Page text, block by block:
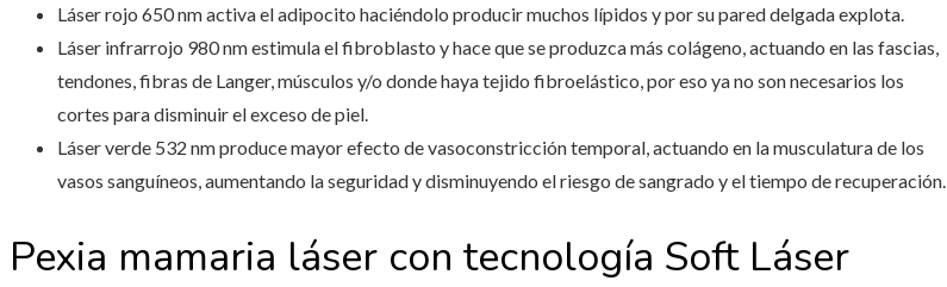
Láser rojo 650 nm activa el adipocito haciéndolo producir muchos lípidos y por su pared delgada explota.
Láser infrarrojo 980 nm estimula el fibroblasto y hace que se produzca más colágeno, actuando en las fascias,
tendones, fibras de Langer, músculos y/o donde haya tejido fibroelástico, por eso ya no son necesarios los
cortes para disminuir el exceso de piel.
Láser verde 532 nm produce mayor efecto de vasoconstricción temporal, actuando en la musculatura de los
vasos sanguíneos, aumentando la seguridad y disminuyendo el riesgo de sangrado y el tiempo de recuperación.
Pexia mamaria láser con tecnología Soft Láser